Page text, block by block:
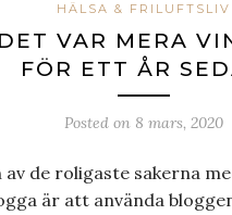
HÄLSA & FRILUFTSLIV
DET VAR MERA
FÖR ETT ÅR
Posted on 8 mars, 2020
av de roligaste sakerna
är att använda